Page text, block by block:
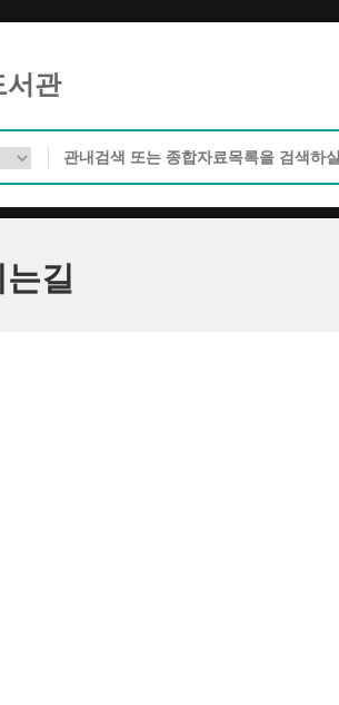
서관
길